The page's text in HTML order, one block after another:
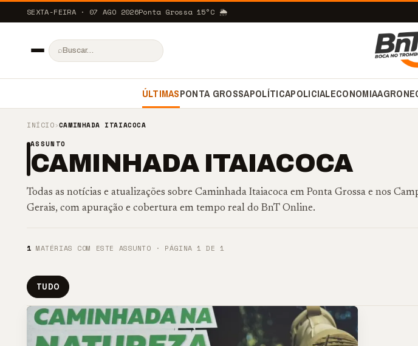
SEXTA-FEIRA · 07 AGO 2026Ponta Grossa 15°C 🌦️
⌕
ÚLTIMASPONTA GROSSAPOLÍTICAPOLICIALECONOMIA
INÍCIO›CAMINHADA ITAIACOCA
ASSUNTO
CAMINHADA ITAIACOCA
Todas as notícias e atualizações sobre Caminhada Itaiacoca em Ponta Grossa e nos
Gerais, com apuração e cobertura em tempo real do BnT Online.
1 MATÉRIAS COM ESTE ASSUNTO · PÁGINA 1 DE 1
TUDO